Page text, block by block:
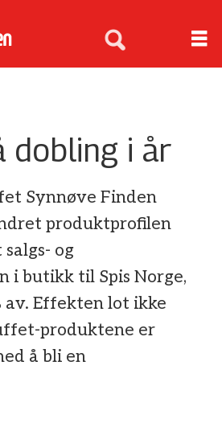
dobling i år
Synnøve Finden
produktprofilen
og
i butikk til Spis Norge,
av. Effekten lot ikke
produktene er
å bli en